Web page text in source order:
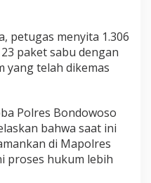
petugas menyita 1.306
paket sabu dengan
yang telah dikemas
Polres Bondowoso
bahwa saat ini
di Mapolres
proses hukum lebih